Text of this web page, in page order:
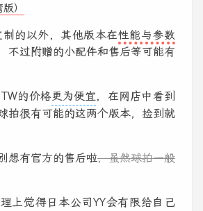
）
的以外，其他版本在性能与参数
不过附赠的小配件和售后等可能有
的价格更为便宜，在网店中看到
拍很有可能的这两个版本，捡到就
想有官方的售后啦，虽然球拍一般
上觉得日本公司YY会有限给自己